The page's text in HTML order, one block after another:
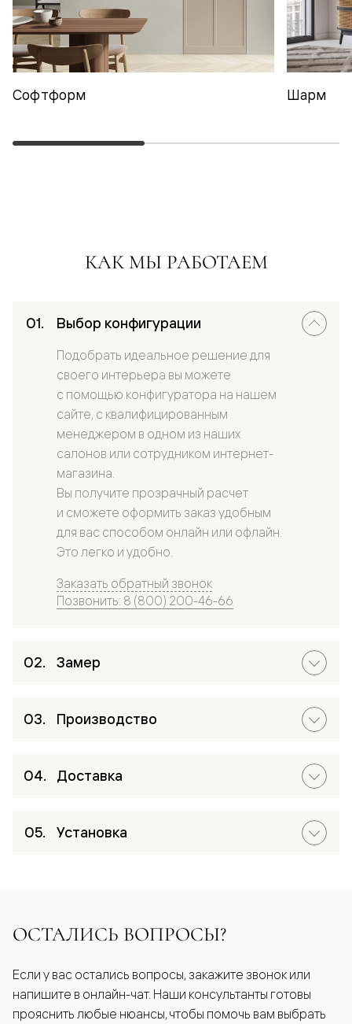
Софтформ Шарм
КАК МЫ РАБОТАЕМ
Выбор конфигурации
Подобрать идеальное решение для
своего интерьера вы можете
с помощью конфигуратора на нашем
сайте, с квалифицированным
менеджером в одном из наших
салонов или сотрудником интернет-
магазина.
Вы получите прозрачный расчет
и сможете оформить заказ удобным
для вас способом онлайн или офлайн.
Это легко и удобно.
Заказать обратный звонок
Позвонить: 8 (800) 200-46-66
Замер
Производство
Доставка
Установка
ОСТАЛИСЬ ВОПРОСЫ?
Если у вас остались вопросы, закажите звонок или
напишите в онлайн-чат. Наши консультанты готовы
прояснить любые нюансы, чтобы помочь вам выбрать